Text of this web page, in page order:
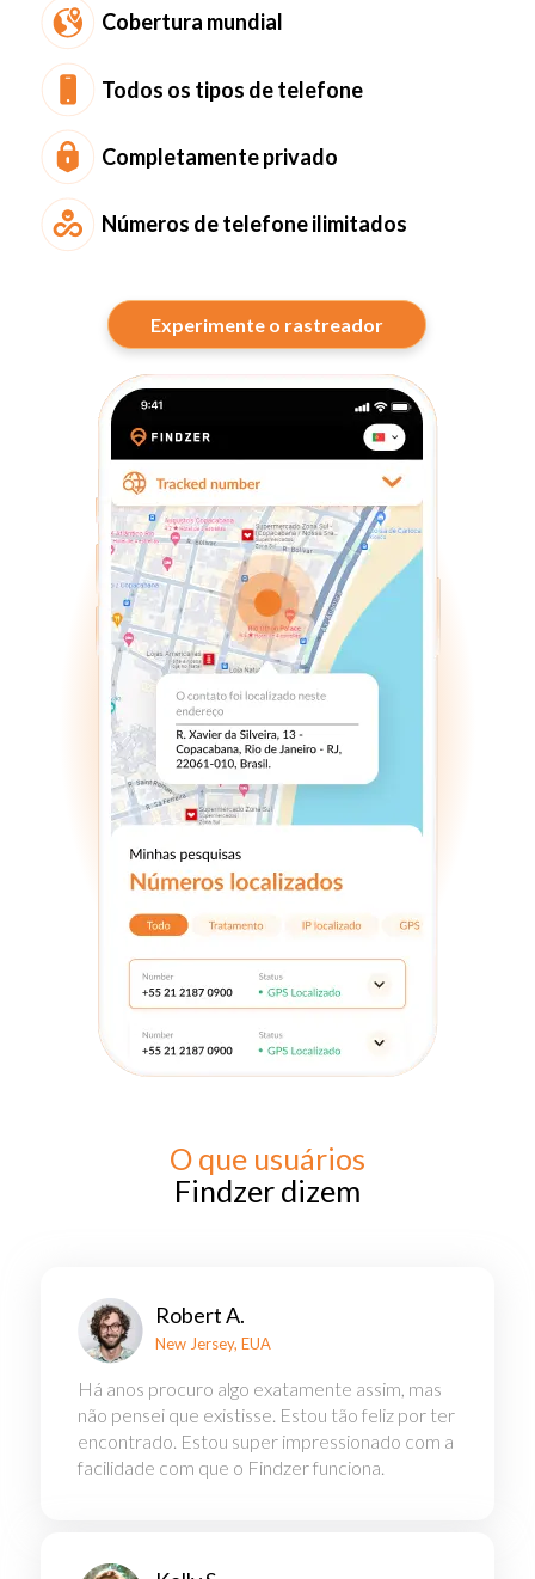
Cobertura mundial
Todos os tipos de telefone
Completamente privado
Números de telefone ilimitados
Experimente o rastreador
O que usuários
Findzer dizem
Robert A.
New Jersey, EUA
Há anos procuro algo exatamente assim, mas
não pensei que existisse. Estou tão feliz por ter
encontrado. Estou super impressionado com a
facilidade com que o Findzer funciona.